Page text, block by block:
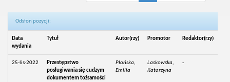
Odsłon pozycji:
Data
wydania
Tytuł Autor(rzy) Promotor Redaktor(rzy)
25-lis-2022
Przestępstwo
posługiwania się cudzym
dokumentem tożsamości
Płońska,
Emilia
Laskowska,
Katarzyna
-